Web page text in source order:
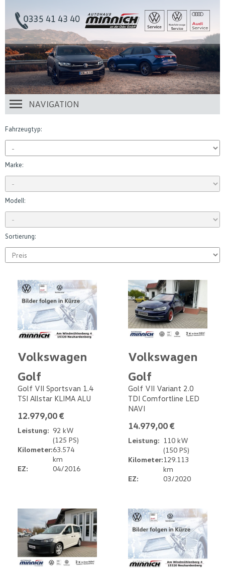
NAVIGATION
Fahrzeugtyp:
Marke:
Modell:
Sortierung:
Volkswagen
Golf
Golf VII Sportsvan 1.4
TSI Allstar KLIMA ALU
12.979,00 €
Leistung: 92 kW
(125 PS)
Kilometer:63.574
km
EZ:
04/2016
Volkswagen
Golf
Golf VII Variant 2.0
TDI Comfortline LED
NAVI
14.979,00 €
Leistung: 110 kW
(150 PS)
Kilometer:129.113
km
EZ:
03/2020